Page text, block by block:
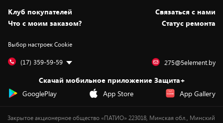
Статьи и обзоры
Вакансии
Дай пять добру!
Безналичный расчёт
Обмен и возврат товара
Обработка персональных данных
Подарочные карты
Установка техники
Для игровых консолей
Для мобильных устройств
Для компьютеров
Сервисные центры
Скидки и промокоды
Белорусские товары
Бонусы
Оплата частями
Новинки
Клуб покупателей
Cвязаться с нами
Что с моим заказом?
Статус ремонта
Выбор настроек Cookie
(17) 359-59-59 275@5element.by
Скачай мобильное приложение Защита+
GooglePlay
App Store App Gallery
Закрытое акционерное общество «ПАТИО» 223018, Минская обл., Минский